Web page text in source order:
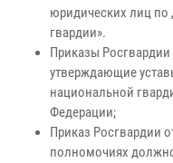
юридических лиц
гвардии».
Приказы Росгвардии
утверждающие
национальной
Федерации;
Приказ Росгвардии
полномочиях